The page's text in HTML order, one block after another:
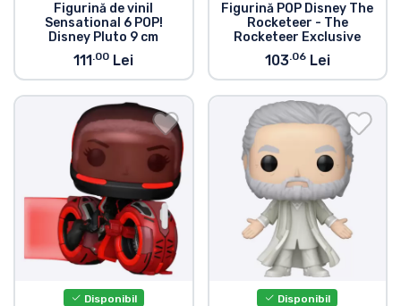
Figurină de vinil
Sensational 6 POP!
Disney Pluto 9 cm
111 .00 Lei
Figurină POP Disney The
Rocketeer - The
Rocketeer Exclusive
103.06Lei
Disponibil Disponibil